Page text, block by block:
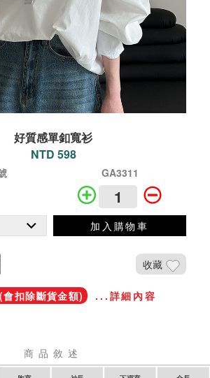
好質感單釦寬衫
NTD 598
GA3311
加入購物車
收藏
扣除斷貨金額) ...詳細內容
商品敘述